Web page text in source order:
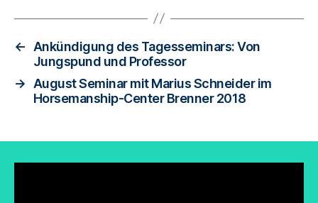
c
e
b
o
o
tt
er
at
A
p
p
e
← Ankündigung des Tagesseminars: Von
Jungspund und Professor
→ August Seminar mit Marius Schneider im
Horsemanship-Center Brenner 2018